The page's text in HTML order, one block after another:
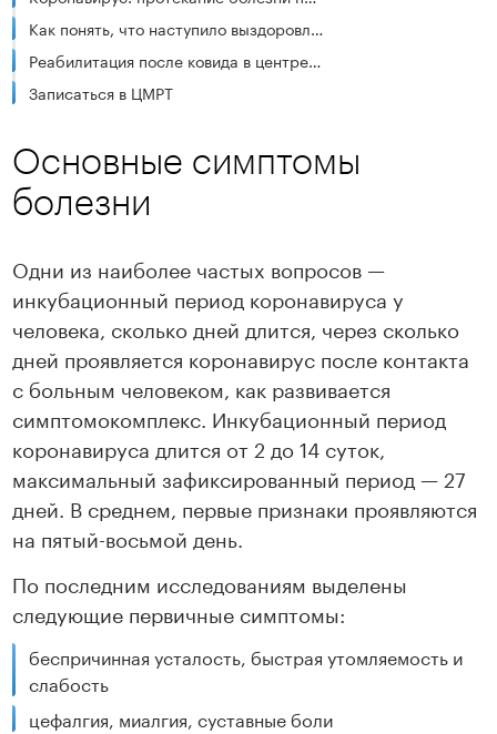
Как понять, что наступило выздоровление
Реабилитация после ковида в центре «Лаборатория движения»
Записаться в ЦМРТ
Основные симптомы
болезни
Одни из наиболее частых вопросов —
инкубационный период коронавируса у
человека, сколько дней длится, через сколько
дней проявляется коронавирус после контакта
с больным человеком, как развивается
симптомокомплекс. Инкубационный период
коронавируса длится от 2 до 14 суток,
максимальный зафиксированный период — 27
дней. В среднем, первые признаки проявляются
на пятый-восьмой день.
По последним исследованиям выделены
следующие первичные симптомы:
беспричинная усталость, быстрая утомляемость и
слабость
цефалгия, миалгия, суставные боли